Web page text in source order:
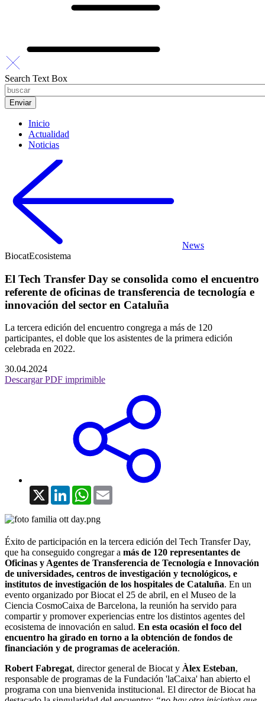
Search Text Box
Inicio
Actualidad
Noticias
News
BiocatEcosistema
El Tech Transfer Day se consolida como el encuentro
referente de oficinas de transferencia de tecnología e
innovación del sector en Cataluña
La tercera edición del encuentro congrega a más de 120
participantes, el doble que los asistentes de la primera edición
celebrada en 2022.
30.04.2024
Descargar PDF imprimible
X LinkedInWhatsApp
Éxito de participación en la tercera edición del Tech Transfer Day,
que ha conseguido congregar a más de 120 representantes de
Oficinas y Agentes de Transferencia de Tecnología e Innovación
de universidades, centros de investigación y tecnológicos, e
institutos de investigación de los hospitales de Cataluña. En un
evento organizado por Biocat el 25 de abril, en el Museo de la
Ciencia CosmoCaixa de Barcelona, la reunión ha servido para
compartir y promover experiencias entre los distintos agentes del
ecosistema de innovación en salud. En esta ocasión el foco del
encuentro ha girado en torno a la obtención de fondos de
financiación y de programas de aceleración.
Robert Fabregat, director general de Biocat y Àlex Esteban,
responsable de programas de la Fundación 'laCaixa' han abierto el
programa con una bienvenida institucional. El director de Biocat ha